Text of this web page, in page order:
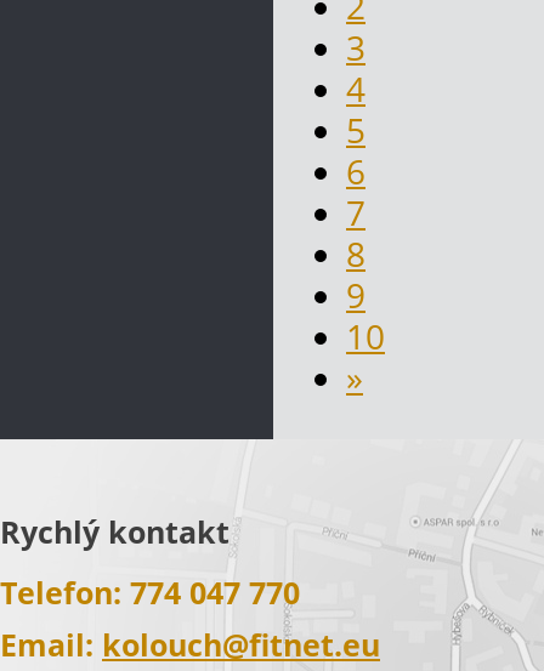
3
4
5
6
7
8
9
10
»
Rychlý kontakt
Telefon: 774 047 770
Email: kolouch@fitnet.eu